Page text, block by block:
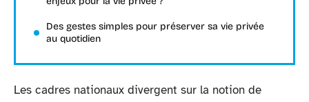
Des gestes simples pour préserver sa vie privée
au quotidien
Les cadres nationaux divergent sur la notion de